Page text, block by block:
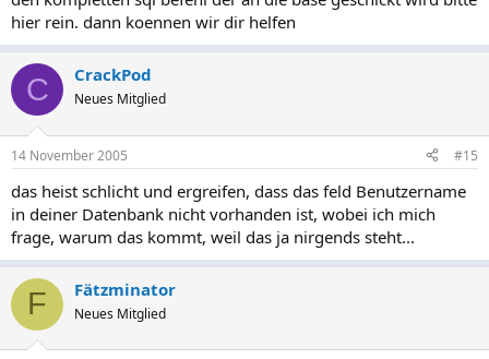
hier rein. dann koennen wir dir helfen
C CrackPod
Neues Mitglied
14 November 2005 #15
das heist schlicht und ergreifen, dass das feld Benutzername
in deiner Datenbank nicht vorhanden ist, wobei ich mich
frage, warum das kommt, weil das ja nirgends steht...
F Fätzminator
Neues Mitglied